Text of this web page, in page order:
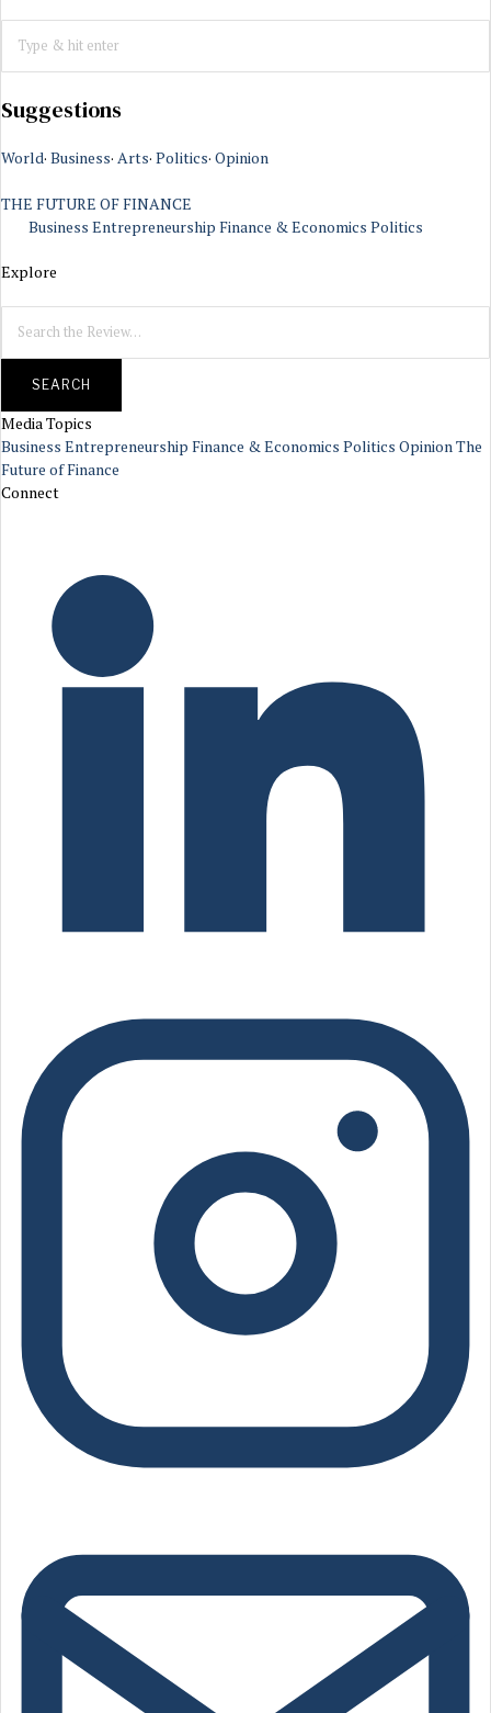
Suggestions
World· Business· Arts· Politics· Opinion
THE FUTURE OF FINANCE
Business Entrepreneurship Finance & Economics Politics
Explore
SEARCH
Media Topics
Business Entrepreneurship Finance & Economics Politics OpinionThe
Future of Finance
Connect